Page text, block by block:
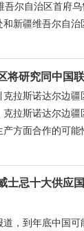
吾尔自治区首府
新疆维吾尔自治
将研究同中国
拉斯诺达尔边
拉斯诺达尔边
方面合作的可能
士忌十大供应
，到年底中国可